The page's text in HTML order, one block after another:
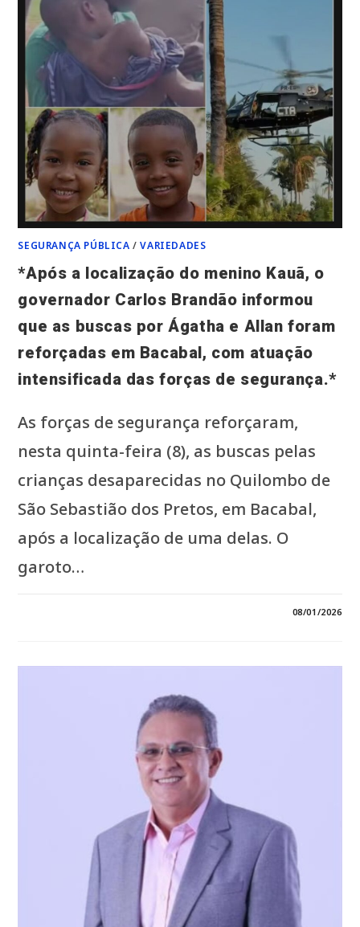
SEGURANÇA PÚBLICA /VARIEDADES
*Após a localização do menino Kauã, o
governador Carlos Brandão informou
que as buscas por Ágatha e Allan foram
reforçadas em Bacabal, com atuação
intensificada das forças de segurança.*
As forças de segurança reforçaram,
nesta quinta-feira (8), as buscas pelas
crianças desaparecidas no Quilombo de
São Sebastião dos Pretos, em Bacabal,
após a localização de uma delas. O
garoto…
08/01/2026